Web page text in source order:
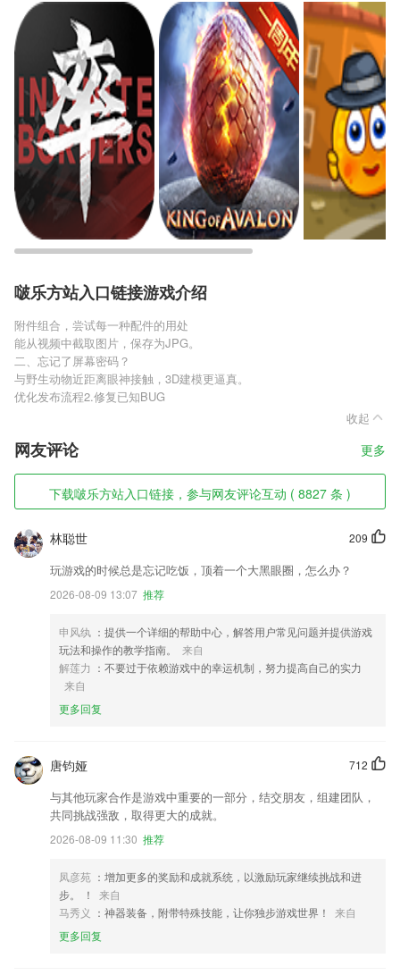
啵乐方站入口链接游戏介绍
附件组合，尝试每一种配件的用处
能从视频中截取图片，保存为JPG。
二、忘记了屏幕密码？
与野生动物近距离眼神接触，3D建模更逼真。
优化发布流程2.修复已知BUG
收起
网友评论 更多
下载啵乐方站入口链接，参与网友评论互动 ( 8827 条 )
209
林聪世
玩游戏的时候总是忘记吃饭，顶着一个大黑眼圈，怎么办？
2026-08-09 13:07 推荐
申风纨 ：提供一个详细的帮助中心，解答用户常见问题并提供游戏
玩法和操作的教学指南。
来自
解莲力 ：不要过于依赖游戏中的幸运机制，努力提高自己的实力
来自
更多回复
712
唐钧娅
与其他玩家合作是游戏中重要的一部分，结交朋友，组建团队，
共同挑战强敌，取得更大的成就。
2026-08-09 11:30 推荐
凤彦苑 ：增加更多的奖励和成就系统，以激励玩家继续挑战和进
步。 ！
来自
马秀义 ：神器装备，附带特殊技能，让你独步游戏世界！
来自
更多回复